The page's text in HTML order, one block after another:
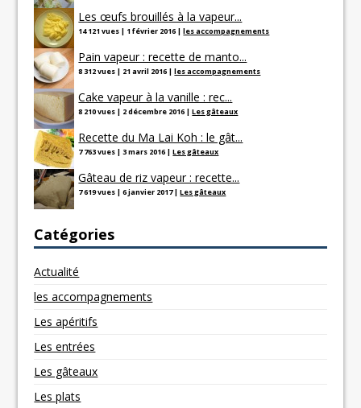
Les œufs brouillés à la vapeur...
14 121 vues | 1 février 2016 |les accompagnements
Pain vapeur : recette de manto...
8 312 vues | 21 avril 2016 |les accompagnements
Cake vapeur à la vanille : rec...
8 210 vues | 2 décembre 2016 |Les gâteaux
Recette du Ma Lai Koh : le gât...
7 763 vues |3 mars 2016 |Les gâteaux
Gâteau de riz vapeur : recette...
7 619 vues |6 janvier 2017|Les gâteaux
Catégories
Actualité
les accompagnements
Les apéritifs
Les entrées
Les gâteaux
Les plats